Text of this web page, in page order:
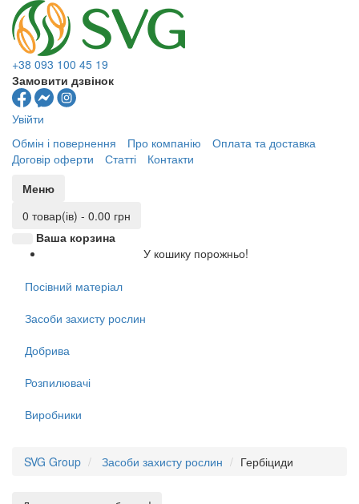
+38 093 100 45 19
Замовити дзвінок
Увійти
Обмін і повернення
Про компанію
Оплата та доставка
Договір оферти
Статті
Контакти
Меню
0 товар(ів) - 0.00 грн
Ваша корзина
У кошику порожньо!
Посівний матеріал
Засоби захисту рослин
Добрива
Розпилювачі
Виробники
SVG Group Засоби захисту рослин Гербіциди